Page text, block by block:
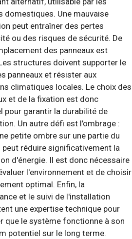
domestiques. Une mauvaise
peut entraîner des pertes
ou des risques de sécurité. De
des panneaux est
structures doivent supporter le
panneaux et résister aux
climatiques locales. Le choix des
et de la fixation est donc
pour garantir la durabilité de
Un autre défi est l'ombrage :
petite ombre sur une partie du
peut réduire significativement la
d'énergie. Il est donc nécessaire
l'environnement et de choisir
optimal. Enfin, la
et le suivi de l'installation
une expertise technique pour
que le système fonctionne à son
potentiel sur le long terme.